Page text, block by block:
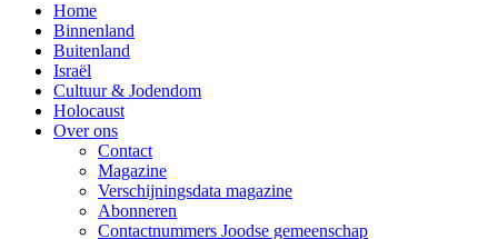
Home
Binnenland
Buitenland
Israël
Cultuur & Jodendom
Holocaust
Over ons
Contact
Magazine
Verschijningsdata magazine
Abonneren
Contactnummers Joodse gemeenschap